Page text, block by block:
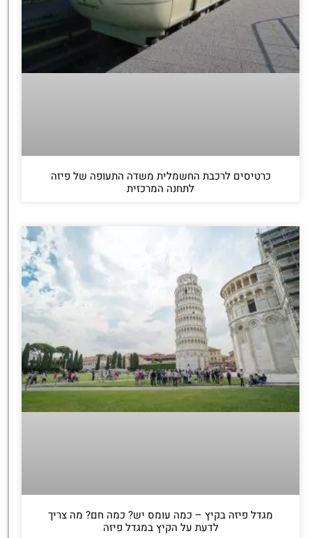
כרטיסים לרכבת החשמלית משדה התעופה של פיזה
לתחנה המרכזית
מגדל פיזה בקיץ – כמה עומס יש? כמה חם? מה צריך
לדעת על הקיץ במגדל פיזה